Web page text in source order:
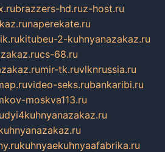
brazzers-hd.ruz-host.ru
naperekate.ru
kitubeu-2-kuhnyanazakaz.ru
cs-68.ru
mir-tk.ruvlknrussia.ru
video-seks.rubankaribi.ru
moskva113.ru
kuhnyaekuhnyaafabrika.ru